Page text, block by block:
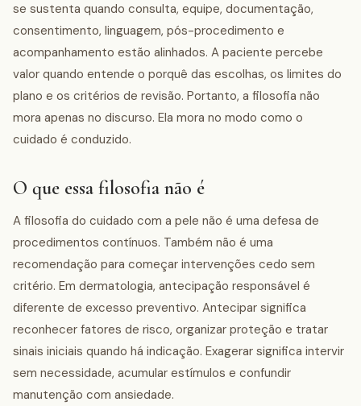
se sustenta quando consulta, equipe, documentação,
consentimento, linguagem, pós-procedimento e
acompanhamento estão alinhados. A paciente percebe
valor quando entende o porquê das escolhas, os limites do
plano e os critérios de revisão. Portanto, a filosofia não
mora apenas no discurso. Ela mora no modo como o
cuidado é conduzido.
O que essa filosofia não é
A filosofia do cuidado com a pele não é uma defesa de
procedimentos contínuos. Também não é uma
recomendação para começar intervenções cedo sem
critério. Em dermatologia, antecipação responsável é
diferente de excesso preventivo. Antecipar significa
reconhecer fatores de risco, organizar proteção e tratar
sinais iniciais quando há indicação. Exagerar significa intervir
sem necessidade, acumular estímulos e confundir
manutenção com ansiedade.